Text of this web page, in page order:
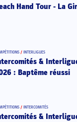
Hand Tour - La
/ INTERLIGUES
&
: Baptême réussi
/ INTERCOMITÉS
&